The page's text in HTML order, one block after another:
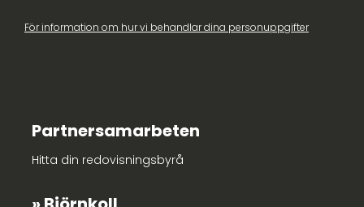
För information om hur vi behandlar dina personuppgifter
Partnersamarbeten
Hitta din redovisningsbyrå